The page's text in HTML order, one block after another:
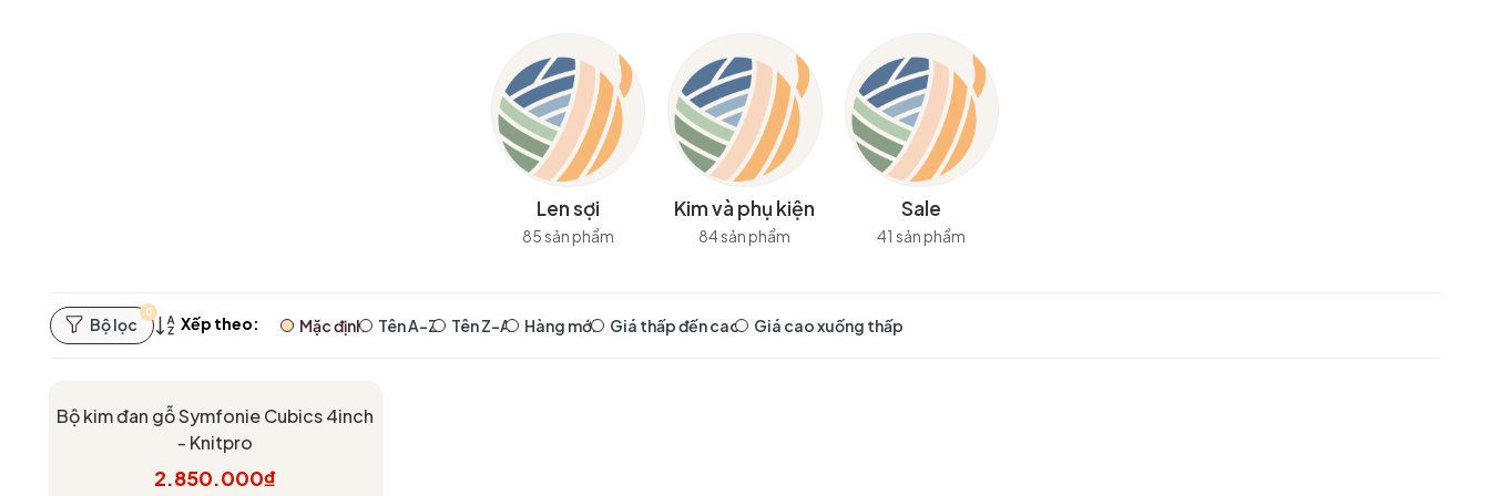
Len sợi
85 sản phẩm
Kim và phụ kiện
84 sản phẩm
Sale
41 sản phẩm
Bộ lọc
0
Xếp theo: Mặc định Tên A-Z Tên Z-A Hàng mới Giá thấp đến cao Giá cao xuống thấp
Bộ kim đan gỗ Symfonie Cubics 4inch
- Knitpro
2.850.000₫